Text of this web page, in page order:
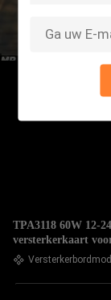
TPA3118 60W 12-
versterkerkaart